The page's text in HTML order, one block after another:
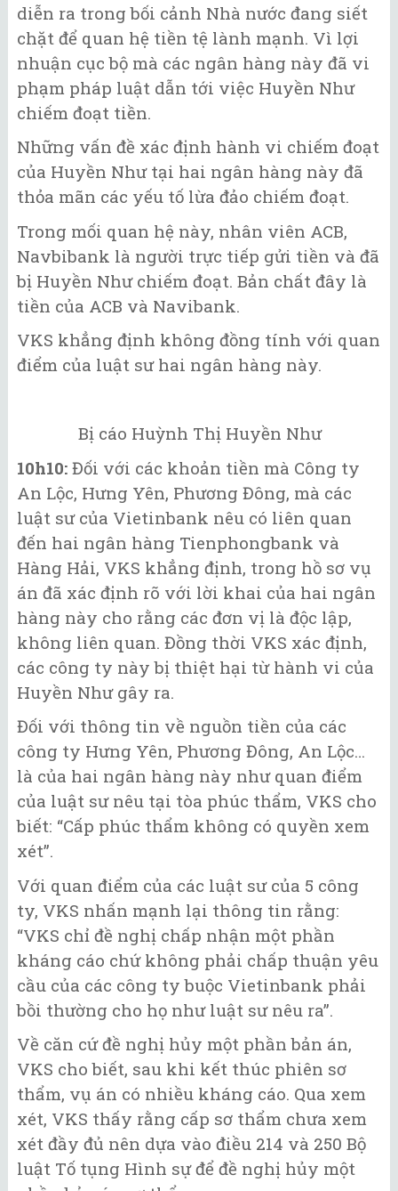
diễn ra trong bối cảnh Nhà nước đang siết
chặt để quan hệ tiền tệ lành mạnh. Vì lợi
nhuận cục bộ mà các ngân hàng này đã vi
phạm pháp luật dẫn tới việc Huyền Như
chiếm đoạt tiền.
Những vấn đề xác định hành vi chiếm đoạt
của Huyền Như tại hai ngân hàng này đã
thỏa mãn các yếu tố lừa đảo chiếm đoạt.
Trong mối quan hệ này, nhân viên ACB,
Navbibank là người trực tiếp gửi tiền và đã
bị Huyền Như chiếm đoạt. Bản chất đây là
tiền của ACB và Navibank.
VKS khẳng định không đồng tính với quan
điểm của luật sư hai ngân hàng này.
Bị cáo Huỳnh Thị Huyền Như
10h10: Đối với các khoản tiền mà Công ty
An Lộc, Hưng Yên, Phương Đông, mà các
luật sư của Vietinbank nêu có liên quan
đến hai ngân hàng Tienphongbank và
Hàng Hải, VKS khẳng định, trong hồ sơ vụ
án đã xác định rõ với lời khai của hai ngân
hàng này cho rằng các đơn vị là độc lập,
không liên quan. Đồng thời VKS xác định,
các công ty này bị thiệt hại từ hành vi của
Huyền Như gây ra.
Đối với thông tin về nguồn tiền của các
công ty Hưng Yên, Phương Đông, An Lộc…
là của hai ngân hàng này như quan điểm
của luật sư nêu tại tòa phúc thẩm, VKS cho
biết: “Cấp phúc thẩm không có quyền xem
xét”.
Với quan điểm của các luật sư của 5 công
ty, VKS nhấn mạnh lại thông tin rằng:
“VKS chỉ đề nghị chấp nhận một phần
kháng cáo chứ không phải chấp thuận yêu
cầu của các công ty buộc Vietinbank phải
bồi thường cho họ như luật sư nêu ra”.
Về căn cứ đề nghị hủy một phần bản án,
VKS cho biết, sau khi kết thúc phiên sơ
thẩm, vụ án có nhiều kháng cáo. Qua xem
xét, VKS thấy rằng cấp sơ thẩm chưa xem
xét đầy đủ nên dựa vào điều 214 và 250 Bộ
luật Tố tụng Hình sự để đề nghị hủy một